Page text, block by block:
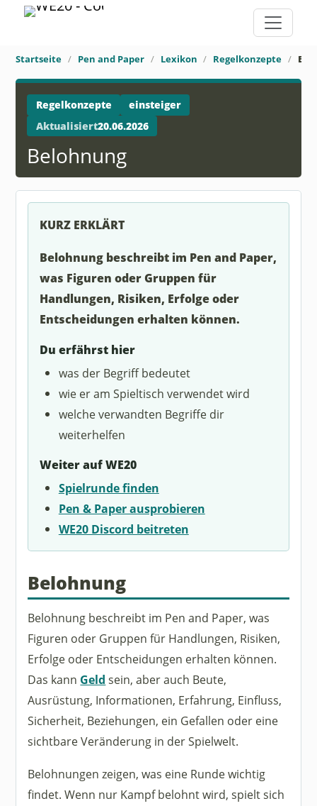
Startseite Pen and Paper Lexikon Regelkonzepte
Regelkonzepte
einsteiger
Aktualisiert20.06.2026
Belohnung
KURZ ERKLÄRT
Belohnung beschreibt im Pen and Paper,
was Figuren oder Gruppen für
Handlungen, Risiken, Erfolge oder
Entscheidungen erhalten können.
Du erfährst hier
was der Begriff bedeutet
wie er am Spieltisch verwendet wird
welche verwandten Begriffe dir
weiterhelfen
Weiter auf WE20
Spielrunde finden
Pen & Paper ausprobieren
WE20 Discord beitreten
Belohnung
Belohnung beschreibt im Pen and Paper, was
Figuren oder Gruppen für Handlungen, Risiken,
Erfolge oder Entscheidungen erhalten können.
Das kann Geld sein, aber auch Beute,
Ausrüstung, Informationen, Erfahrung, Einfluss,
Sicherheit, Beziehungen, ein Gefallen oder eine
sichtbare Veränderung in der Spielwelt.
Belohnungen zeigen, was eine Runde wichtig
findet. Wenn nur Kampf belohnt wird, spielt sich